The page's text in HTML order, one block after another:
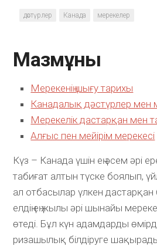
дәстүрлер Канада мерекелер
Мазмұны
Мерекенің шығу тарихы
Канадалық дәстүрлер мен
Мерекелік дастарқан мен
Алғыс пен мейірім мерекесі
Күз – Канада үшін ең әсем әрі
табиғат алтын түске боялып,
ал отбасылар үлкен
елдің ең жылы әрі шынайы
өтеді. Бұл күн адамдарды
ризашылық білдіруге